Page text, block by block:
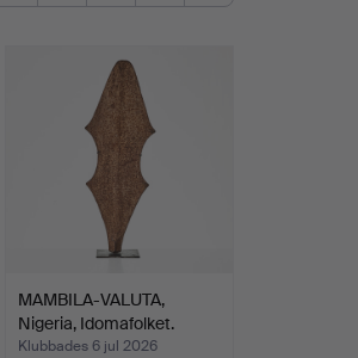
MAMBILA-VALUTA,
Nigeria, Idomafolket.
Klubbades 6 jul 2026